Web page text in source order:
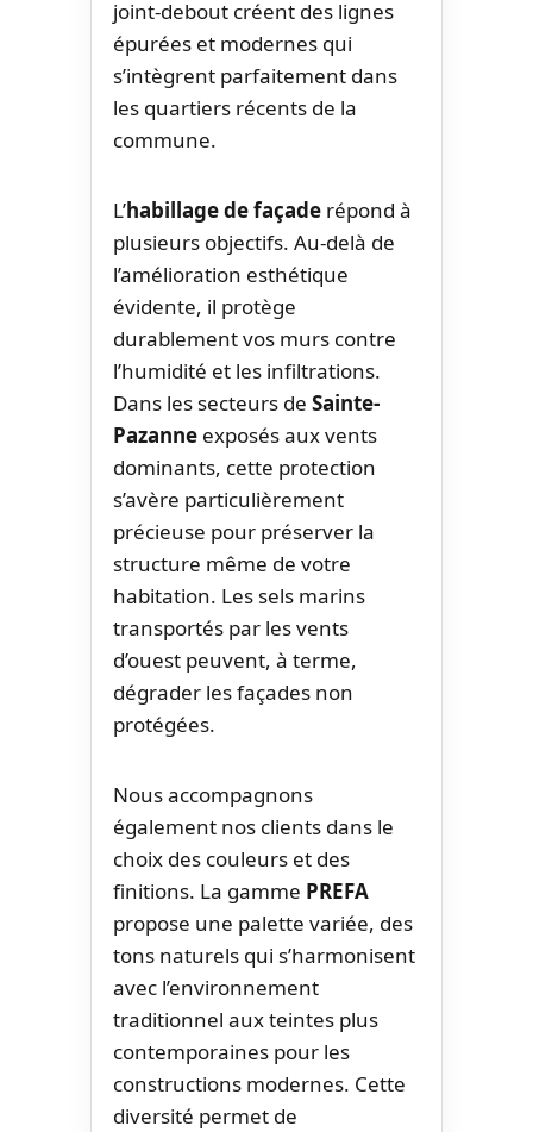
joint-debout créent des lignes
épurées et modernes qui
s’intègrent parfaitement dans
les quartiers récents de la
commune.
L’habillage de façade répond à
plusieurs objectifs. Au-delà de
l’amélioration esthétique
évidente, il protège
durablement vos murs contre
l’humidité et les infiltrations.
Dans les secteurs de Sainte-
Pazanne exposés aux vents
dominants, cette protection
s’avère particulièrement
précieuse pour préserver la
structure même de votre
habitation. Les sels marins
transportés par les vents
d’ouest peuvent, à terme,
dégrader les façades non
protégées.
Nous accompagnons
également nos clients dans le
choix des couleurs et des
finitions. La gamme PREFA
propose une palette variée, des
tons naturels qui s’harmonisent
avec l’environnement
traditionnel aux teintes plus
contemporaines pour les
constructions modernes. Cette
diversité permet de